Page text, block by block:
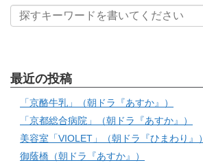
最近の投稿
「京酪牛乳」（朝ドラ『あすか』）
「京都総合病院」（朝ドラ『あすか』）
美容室「VIOLET」（朝ドラ『ひまわり』）
御蔭橋（朝ドラ『あすか』）